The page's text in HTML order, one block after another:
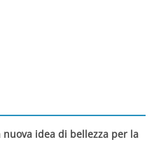
idea di bellezza per la